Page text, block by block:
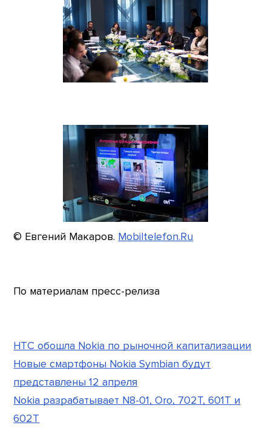
© Евгений Макаров. Mobiltelefon.Ru
По материалам пресс-релиза
HTC обошла Nokia по рыночной капитализации
Новые смартфоны Nokia Symbian будут
представлены 12 апреля
Nokia разрабатывает N8-01, Oro, 702T, 601T и
602T